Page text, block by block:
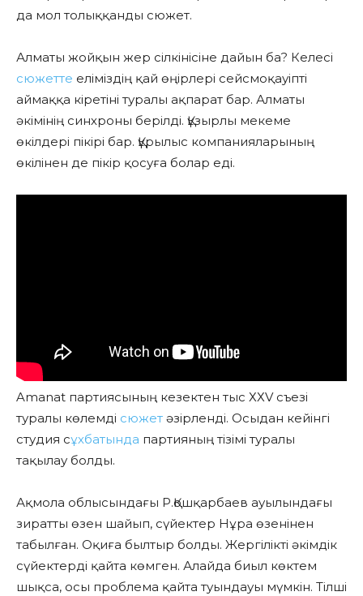
да мол толыққанды сюжет.
Алматы жойқын жер сілкінісіне дайын ба? Келесі
сюжетте еліміздің қай өңірлері сейсмоқауіпті
аймаққа кіретіні туралы ақпарат бар. Алматы
әкімінің синхроны берілді. Құзырлы мекеме
өкілдері пікірі бар. Құрылыс компанияларының
өкілінен де пікір қосуға болар еді.
Amanat партиясының кезектен тыс ХХV съезі
туралы көлемді сюжет әзірленді. Осыдан кейінгі
студия сұхбатында партияның тізімі туралы
тақылау болды.
Ақмола облысындағы Р.Қошқарбаев ауылындағы
зиратты өзен шайып, сүйектер Нұра өзенінен
табылған. Оқиға былтыр болды. Жергілікті әкімдік
сүйектерді қайта көмген. Алайда биыл көктем
шықса, осы проблема қайта туындауы мүмкін. Тілші